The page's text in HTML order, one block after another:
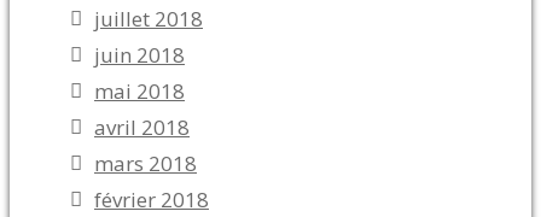
juillet 2018
juin 2018
mai 2018
avril 2018
mars 2018
février 2018